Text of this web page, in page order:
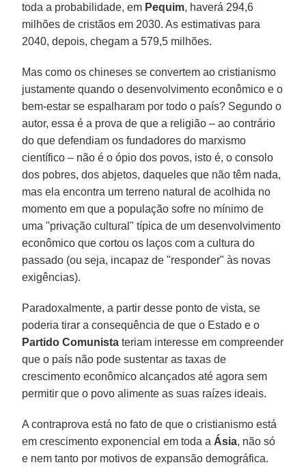
toda a probabilidade, em Pequim, haverá 294,6
milhões de cristãos em 2030. As estimativas para
2040, depois, chegam a 579,5 milhões.
Mas como os chineses se convertem ao cristianismo
justamente quando o desenvolvimento econômico e o
bem-estar se espalharam por todo o país? Segundo o
autor, essa é a prova de que a religião – ao contrário
do que defendiam os fundadores do marxismo
científico – não é o ópio dos povos, isto é, o consolo
dos pobres, dos abjetos, daqueles que não têm nada,
mas ela encontra um terreno natural de acolhida no
momento em que a população sofre no mínimo de
uma "privação cultural" típica de um desenvolvimento
econômico que cortou os laços com a cultura do
passado (ou seja, incapaz de "responder" às novas
exigências).
Paradoxalmente, a partir desse ponto de vista, se
poderia tirar a consequência de que o Estado e o
Partido Comunista teriam interesse em compreender
que o país não pode sustentar as taxas de
crescimento econômico alcançados até agora sem
permitir que o povo alimente as suas raízes ideais.
A contraprova está no fato de que o cristianismo está
em crescimento exponencial em toda a Ásia, não só
e nem tanto por motivos de expansão demográfica.